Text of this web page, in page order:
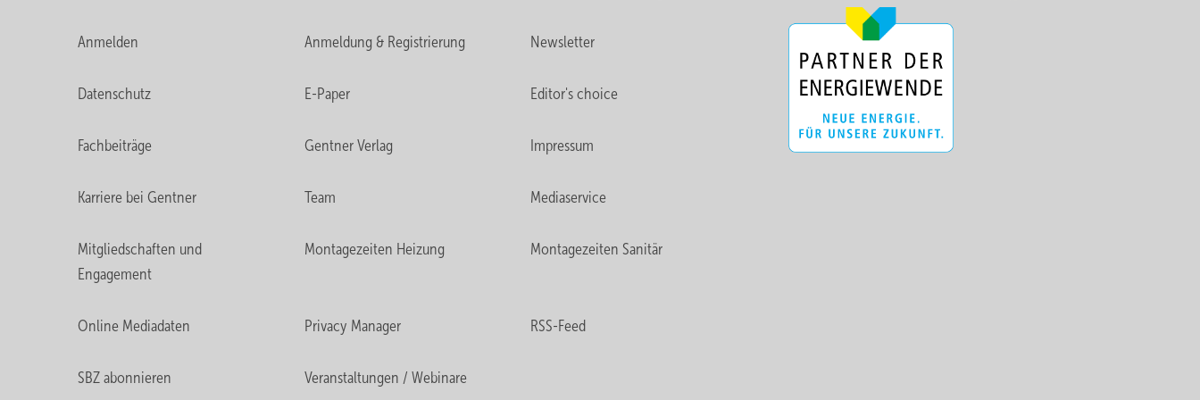
Anmelden Anmeldung & Registrierung Newsletter
Datenschutz E-Paper Editor's choice
Fachbeiträge Gentner Verlag Impressum
Karriere bei Gentner Team Mediaservice
Mitgliedschaften und
Engagement
Montagezeiten Heizung Montagezeiten Sanitär
Online Mediadaten Privacy Manager RSS-Feed
SBZ abonnieren Veranstaltungen / Webinare